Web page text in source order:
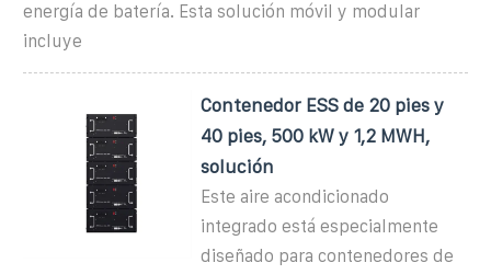
energía de batería. Esta solución móvil y modular
incluye
Contenedor ESS de 20 pies y
40 pies, 500 kW y 1,2 MWH,
solución
Este aire acondicionado
integrado está especialmente
diseñado para contenedores de